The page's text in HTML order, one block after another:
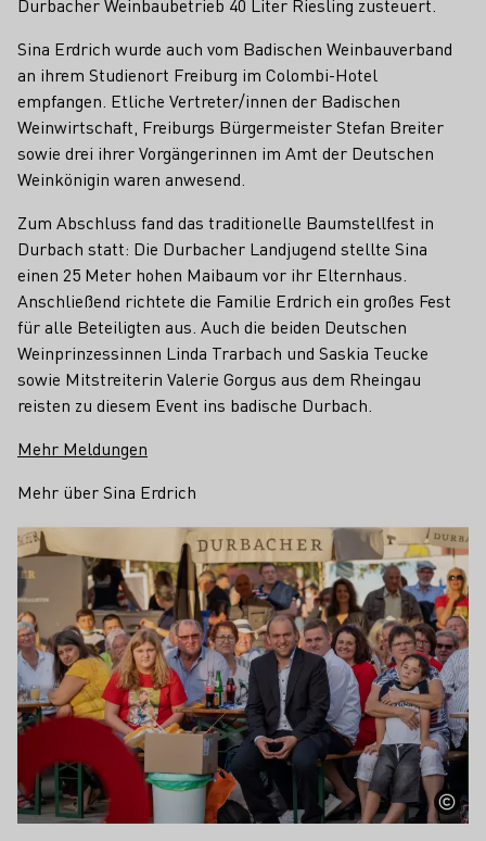
Sina Erdrich wurde auch vom Badischen Weinbauverband
an ihrem Studienort Freiburg im Colombi-Hotel
empfangen. Etliche Vertreter/innen der Badischen
Weinwirtschaft, Freiburgs Bürgermeister Stefan Breiter
sowie drei ihrer Vorgängerinnen im Amt der Deutschen
Weinkönigin waren anwesend.
Zum Abschluss fand das traditionelle Baumstellfest in
Durbach statt: Die Durbacher Landjugend stellte Sina
einen 25 Meter hohen Maibaum vor ihr Elternhaus.
Anschließend richtete die Familie Erdrich ein großes Fest
für alle Beteiligten aus. Auch die beiden Deutschen
Weinprinzessinnen Linda Trarbach und Saskia Teucke
sowie Mitstreiterin Valerie Gorgus aus dem Rheingau
reisten zu diesem Event ins badische Durbach.
Mehr Meldungen
Mehr über Sina Erdrich